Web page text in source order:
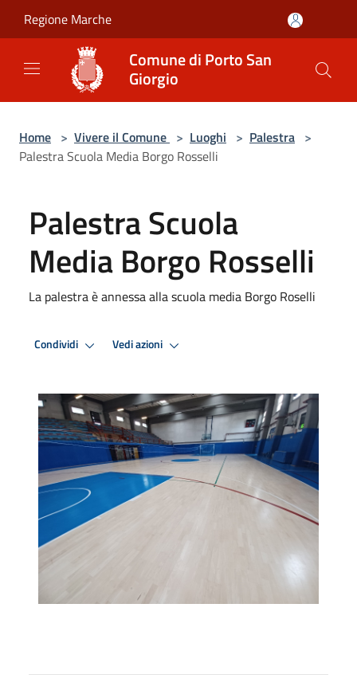
Regione Marche
Comune di Porto San
Giorgio
Home > Vivere il Comune > Luoghi > Palestra >
Palestra Scuola Media Borgo Rosselli
Palestra Scuola
Media Borgo Rosselli
La palestra è annessa alla scuola media Borgo Roselli
Condividi Vedi azioni